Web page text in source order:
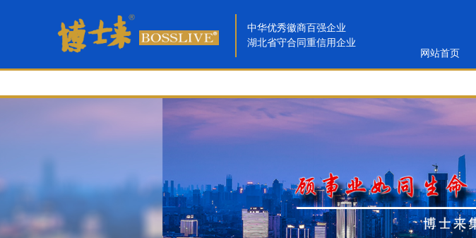
中华优秀徽商百强企业
湖北省守合同重信用企业
网站首页